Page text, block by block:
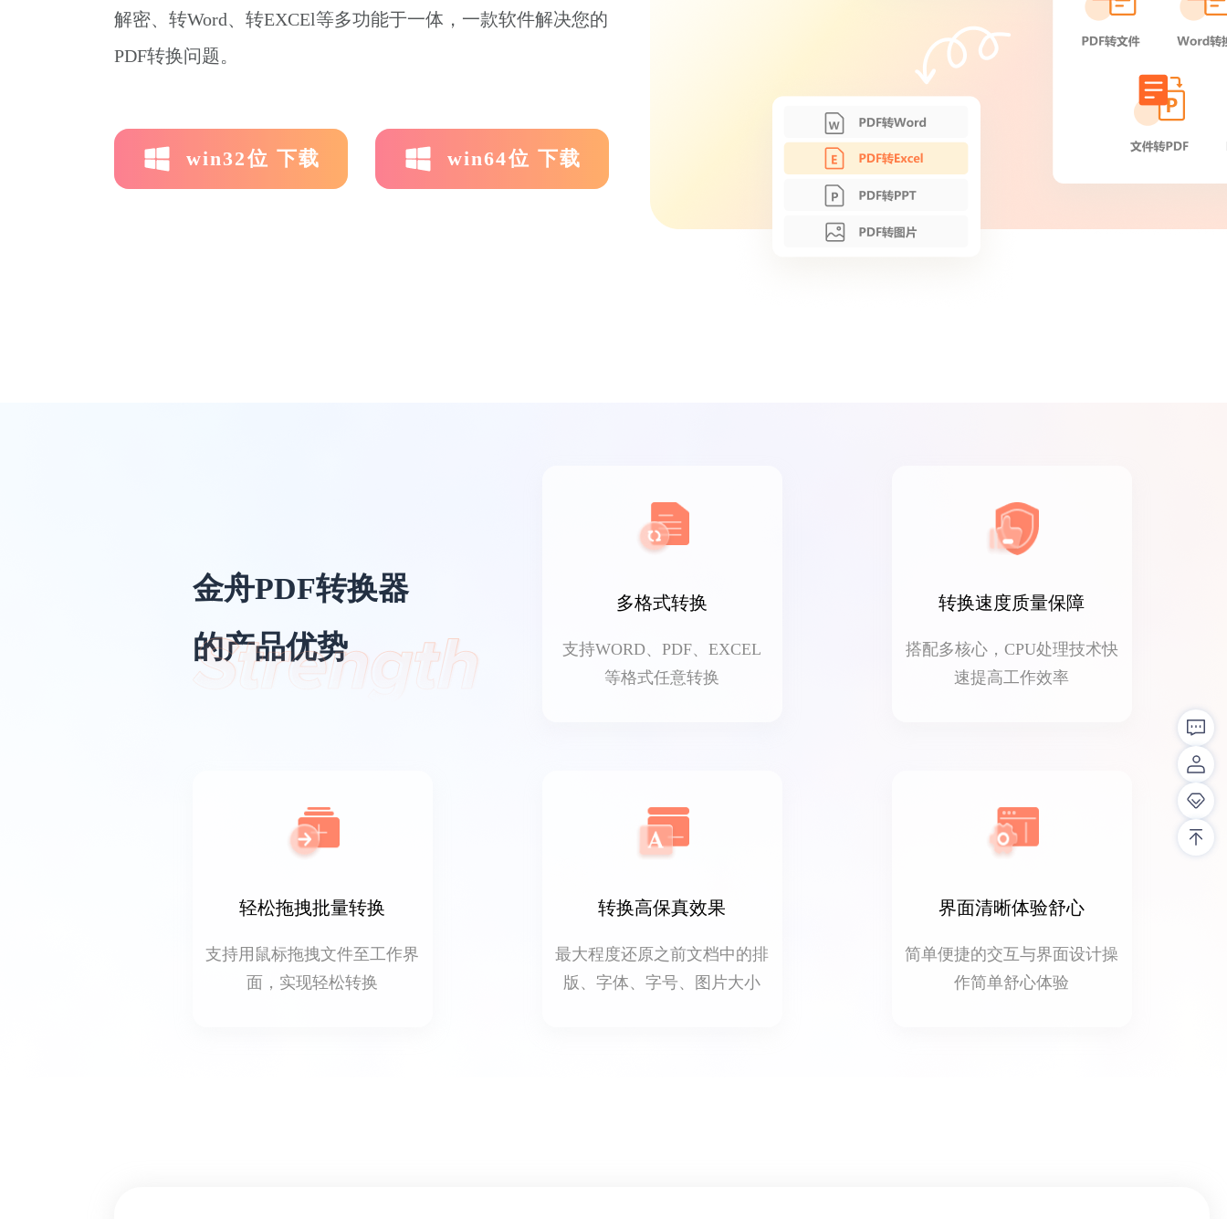
解密、转Word、转EXCEl等多功能于一体，一款软件解决您的
PDF转换问题。
win32位 下载 win64位 下载
金舟PDF转换器
的产品优势
多格式转换
支持WORD、PDF、EXCEL
等格式任意转换
转换速度质量保障
搭配多核心，CPU处理技术快
速提高工作效率
轻松拖拽批量转换
支持用鼠标拖拽文件至工作界
面，实现轻松转换
转换高保真效果
最大程度还原之前文档中的排
版、字体、字号、图片大小
界面清晰体验舒心
简单便捷的交互与界面设计操
作简单舒心体验